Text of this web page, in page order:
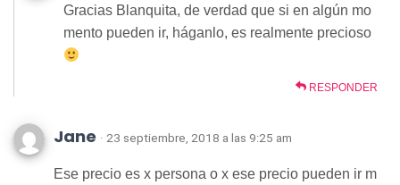
Gracias Blanquita, de verdad que si en algún mo
mento pueden ir, háganlo, es realmente precioso
RESPONDER
Jane · 23 septiembre, 2018 a las 9:25 am
Ese precio es x persona o x ese precio pueden ir m